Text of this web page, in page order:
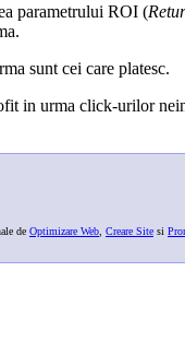
parametrului ROI (
sunt cei care platesc.
in urma click-urilor
de Optimizare Web Creare Site si